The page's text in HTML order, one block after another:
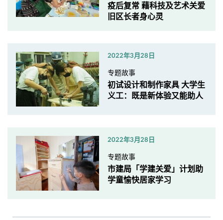
疫后复常 藉科技及艺术关爱
旧区长者身心灵
2022年3月28日
专题故事
初试设计和制作家具 大学生
义工：既是新体验又能助人
2022年3月28日
专题故事
市建局「学建关爱」计划助
学童愉快居家学习